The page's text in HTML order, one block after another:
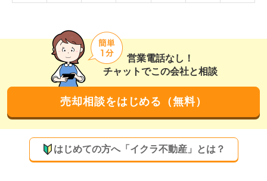
営業電話なし！
チャットでこの会社と相談
売却相談をはじめる（無料）
はじめての方へ「イクラ不動産」とは？
す。
さらに、これまでお取引のあった方やお付き合いのある
方からのお客様のご紹介が多い点も、地域に根ざし親身
な対応を続けてきた証だと自負しております。売主様の
うなことでもお気軽にお申し付けください。
買取やリースバックに対応！充実したサービス
で売却の負担を軽減します